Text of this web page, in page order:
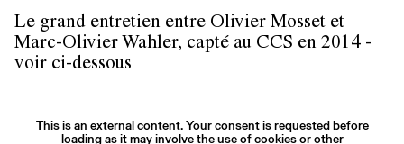
Le grand entretien entre Olivier Mosset et
Marc-Olivier Wahler, capté au CCS en 2014 -
voir ci-dessous
This is an external content. Your consent is requested before
loading as it may involve the use of cookies or other